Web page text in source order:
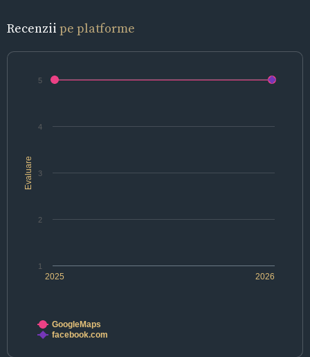
Recenzii pe platforme
Evaluare
2025 2026
1
2
3
4
5
GoogleMaps
facebook.com